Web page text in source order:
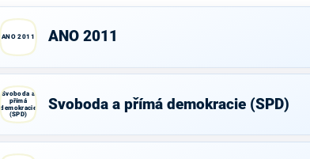
ANO 2011 ANO 2011
Svoboda a
přímá
demokracie
(SPD)
Svoboda a přímá demokracie (SPD)